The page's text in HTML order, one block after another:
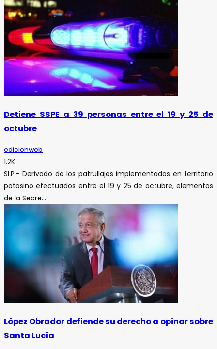
Detiene SSPE a 39 personas entre el 19 y 25 de
octubre
edicionweb
1.2K
SLP.- Derivado de los patrullajes implementados en territorio
potosino efectuados entre el 19 y 25 de octubre, elementos
de la Secre...
López Obrador defiende su derecho a opinar sobre
Santa Lucía